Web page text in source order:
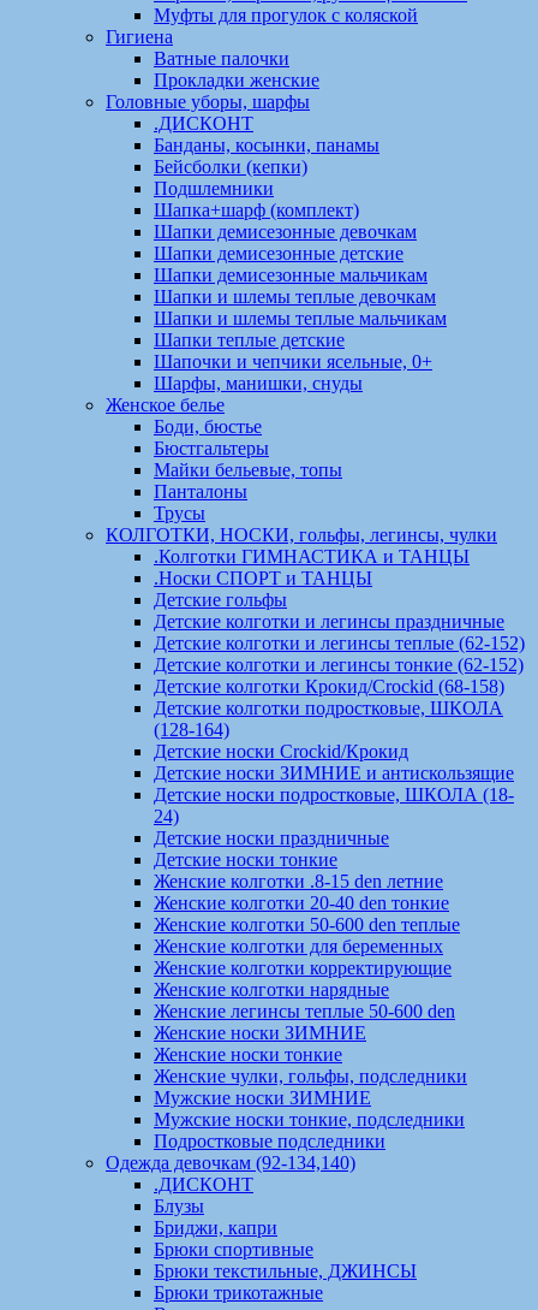
Муфты для прогулок с коляской
Гигиена
Ватные палочки
Прокладки женские
Головные уборы, шарфы
.ДИСКОНТ
Банданы, косынки, панамы
Бейсболки (кепки)
Подшлемники
Шапка+шарф (комплект)
Шапки демисезонные девочкам
Шапки демисезонные детские
Шапки демисезонные мальчикам
Шапки и шлемы теплые девочкам
Шапки и шлемы теплые мальчикам
Шапки теплые детские
Шапочки и чепчики ясельные, 0+
Шарфы, манишки, снуды
Женское белье
Боди, бюстье
Бюстгальтеры
Майки бельевые, топы
Панталоны
Трусы
КОЛГОТКИ, НОСКИ, гольфы, легинсы, чулки
.Колготки ГИМНАСТИКА и ТАНЦЫ
.Носки СПОРТ и ТАНЦЫ
Детские гольфы
Детские колготки и легинсы праздничные
Детские колготки и легинсы теплые (62-152)
Детские колготки и легинсы тонкие (62-152)
Детские колготки Крокид/Crockid (68-158)
Детские колготки подростковые, ШКОЛА
(128-164)
Детские носки Crockid/Крокид
Детские носки ЗИМНИЕ и антискользящие
Детские носки подростковые, ШКОЛА (18-
24)
Детские носки праздничные
Детские носки тонкие
Женские колготки .8-15 den летние
Женские колготки 20-40 den тонкие
Женские колготки 50-600 den теплые
Женские колготки для беременных
Женские колготки корректирующие
Женские колготки нарядные
Женские легинсы теплые 50-600 den
Женские носки ЗИМНИЕ
Женские носки тонкие
Женские чулки, гольфы, подследники
Мужские носки ЗИМНИЕ
Мужские носки тонкие, подследники
Подростковые подследники
Одежда девочкам (92-134,140)
.ДИСКОНТ
Блузы
Бриджи, капри
Брюки спортивные
Брюки текстильные, ДЖИНСЫ
Брюки трикотажные